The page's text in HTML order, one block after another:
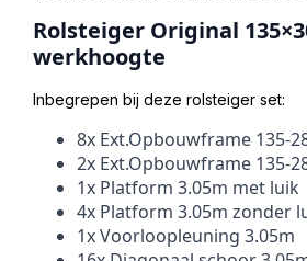
Rolsteiger Original
werkhoogte
Inbegrepen bij deze rolsteiger set:
8x Ext.Opbouwframe 135-
2x Ext.Opbouwframe 135-
1x Platform 3.05m met luik
4x Platform 3.05m zonder
1x Voorloopleuning 3.05m